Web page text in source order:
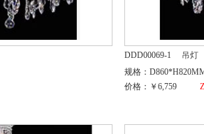
DDD00069-1
吊灯
规格：
价格：￥6,759